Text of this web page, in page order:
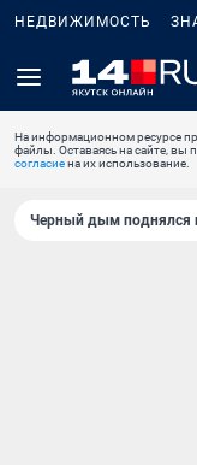
НЕДВИЖИМОСТЬ
На информационном ресурсе
файлы. Оставаясь на сайте, вы
согласиена их использование.
Черный дым поднялся